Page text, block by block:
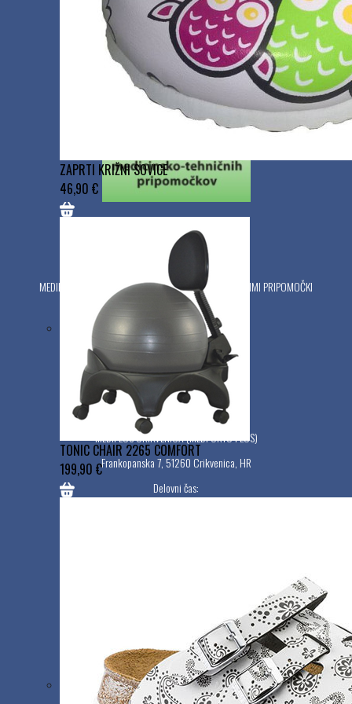
ZAPRTI KRIŽNI SOVICE
46,90 €
TONIC CHAIR 2265 COMFORT
199,90 €
Zaloška cesta 40
1000 Ljubljana
ID za DDV:SI69476861
Trgovine
MEDIPLUS - TRGOVINA Z MEDICINSKIMI IN ORTOPEDSKIMI PRIPOMOČKI
Zaloška cesta 40, 1000 Ljubljana
Delovni čas:
Ponedeljek - petek: 9:00 - 17:00
Sobota, nedelja, prazniki: zaprto
MEDIPLUS CRIKVENICA (MEDI ORTO PLUS)
Frankopanska 7, 51260 Crikvenica, HR
Delovni čas:
Naši dobavitelji
Reference